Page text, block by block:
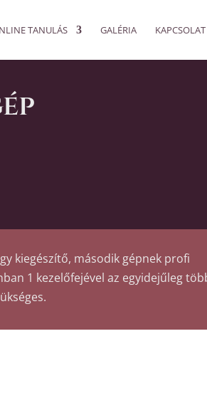
TANULÁS GALÉRIA KAPCSOLAT
kiegészítő, második gépnek profi
1 kezelőfejével az egyidejűleg